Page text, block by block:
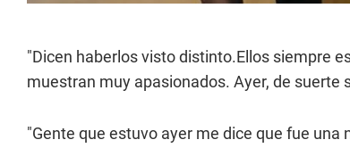
"Dicen haberlos visto distinto.Ellos siempre
muestran muy apasionados. Ayer, de suerte
"Gente que estuvo ayer me dice que fue una